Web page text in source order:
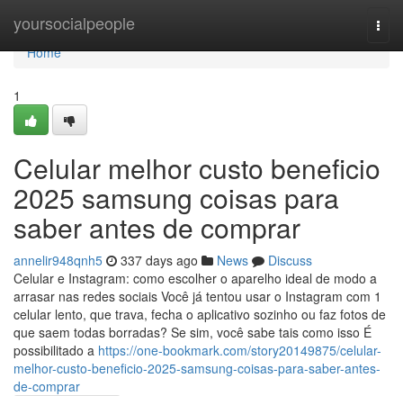
yoursocialpeople
Home
Home
1
Celular melhor custo beneficio
2025 samsung coisas para
saber antes de comprar
annelir948qnh5 337 days ago News
Discuss
Celular e Instagram: como escolher o aparelho ideal de modo a
arrasar nas redes sociais Você já tentou usar o Instagram com 1
celular lento, que trava, fecha o aplicativo sozinho ou faz fotos de
que saem todas borradas? Se sim, você sabe tais como isso É
possibilitado a https://one-bookmark.com/story20149875/celular-
melhor-custo-beneficio-2025-samsung-coisas-para-saber-antes-
de-comprar